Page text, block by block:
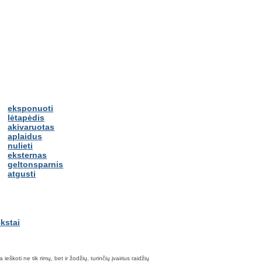
eksponuoti
lėtapėdis
akivaruotas
aplaidus
nulieti
eksternas
geltonsparnis
atgusti
ne tik rimų, bet ir žodžių, turinčių įvairius raidžių